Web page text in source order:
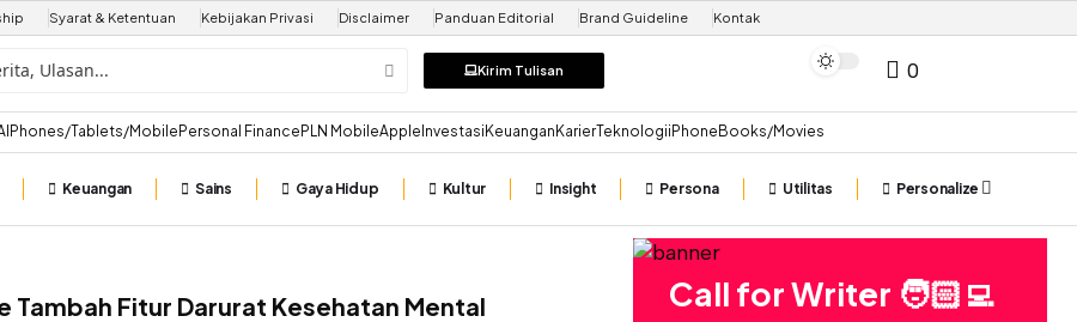
Syarat & Ketentuan Kebijakan Privasi Disclaimer Panduan Editorial Brand Guideline Kontak
0
Kirim Tulisan
Phones/Tablets/Mobile Personal Finance PLN MobileApple Investasi Keuangan KarierTeknologiiPhone Books/Movies
Keuangan Sains Gaya Hidup Kultur Insight Persona Utilitas Personalize
Tambah Fitur Darurat Kesehatan Mental Call for Writer 🧑🏻‍💻